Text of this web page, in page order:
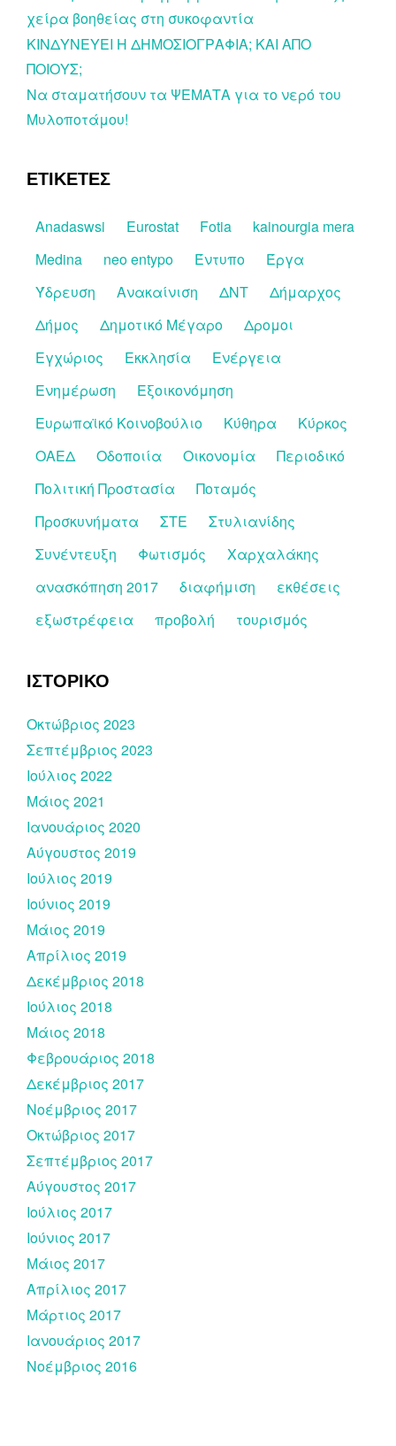
χείρα βοηθείας στη συκοφαντία
ΚΙΝΔΥΝΕΥΕΙ Η ΔΗΜΟΣΙΟΓΡΑΦΙΑ; ΚΑΙ ΑΠΟ
ΠΟΙΟΥΣ;
Να σταματήσουν τα ΨΕΜΑΤΑ για το νερό του
Μυλοποτάμου!
ΕΤΙΚΕΤΕΣ
Anadaswsi Eurostat Fotia
kainourgia mera
Medina
neo entypo Έντυπο
Έργα
Ύδρευση
Ανακαίνιση ΔΝΤ
Δήμαρχος
Δήμος
Δημοτικό Μέγαρο
Δρομοι
Εγχώριος
Εκκλησία
Ενέργεια
Ενημέρωση
Εξοικονόμηση
Ευρωπαϊκό Κοινοβούλιο
Κύθηρα
Κύρκος
ΟΑΕΔ
Οδοποιία Οικονομία
Περιοδικό
Πολιτική Προστασία
Ποταμός
Προσκυνήματα
ΣΤΕ
Στυλιανίδης
Συνέντευξη
Φωτισμός
Χαρχαλάκης
ανασκόπηση 2017
διαφήμιση
εκθέσεις
εξωστρέφεια
προβολή τουρισμός
ΙΣΤΟΡΙΚΟ
Οκτώβριος 2023
Σεπτέμβριος 2023
Ιούλιος 2022
Μάιος 2021
Ιανουάριος 2020
Αύγουστος 2019
Ιούλιος 2019
Ιούνιος 2019
Μάιος 2019
Απρίλιος 2019
Δεκέμβριος 2018
Ιούλιος 2018
Μάιος 2018
Φεβρουάριος 2018
Δεκέμβριος 2017
Νοέμβριος 2017
Οκτώβριος 2017
Σεπτέμβριος 2017
Αύγουστος 2017
Ιούλιος 2017
Ιούνιος 2017
Μάιος 2017
Απρίλιος 2017
Μάρτιος 2017
Ιανουάριος 2017
Νοέμβριος 2016